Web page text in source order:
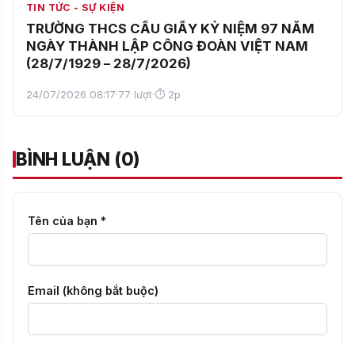
TIN TỨC - SỰ KIỆN
TRƯỜNG THCS CẦU GIẤY KỶ NIỆM 97 NĂM
NGÀY THÀNH LẬP CÔNG ĐOÀN VIỆT NAM
(28/7/1929 – 28/7/2026)
24/07/2026 08:17·77 lượt·⏱ 2p
BÌNH LUẬN (0)
Tên của bạn *
Email (không bắt buộc)